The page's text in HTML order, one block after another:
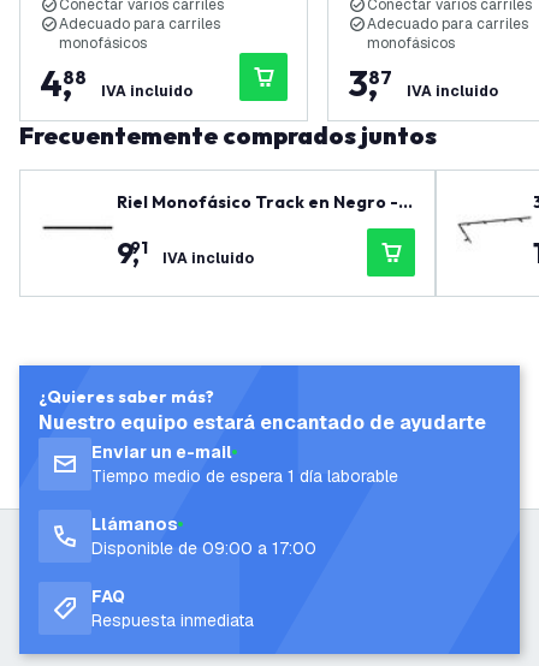
Conectar varios carriles
Adecuado para carriles
monofásicos
4,
88
IVA incluido
Conectar varios carriles
Adecuado para carriles
monofásicos
3,
87
IVA incluido
Frecuentemente comprados juntos
Riel Monofásico Track en Negro - 1
9,
91 IVA incluido
¿Quieres saber más?
Nuestro equipo estará encantado de ayudarte
Enviar un e-mail
Tiempo medio de espera 1 día laborable
Llámanos
Disponible de 09:00 a 17:00
FAQ
Respuesta inmediata